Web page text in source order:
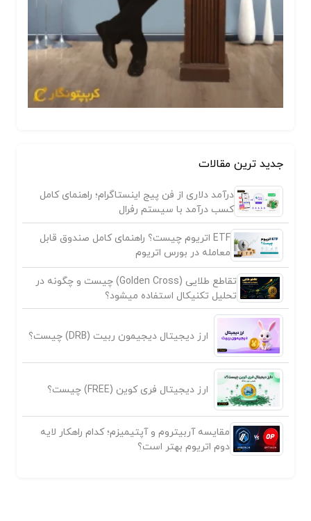
جدید ترین مقالات
درآمد دلاری از فن پیج اینستاگرام؛ راهنمای کامل
کسب درآمد با سیستم رفرال
ETF اتریوم چیست؟ راهنمای کامل صندوق قابل
معامله در بورس اتریوم
تقاطع طلایی (Golden Cross) چیست و چگونه در
تحلیل تکنیکال استفاده میشود؟
ارز دیجیتال دیجیمون ربیت (DRB) چیست؟
ارز دیجیتال فری کوین (FREE) چیست؟
مقایسه آربیتروم و آپتیمیزم؛ کدام راهکار لایه
دوم اتریوم بهتر است؟